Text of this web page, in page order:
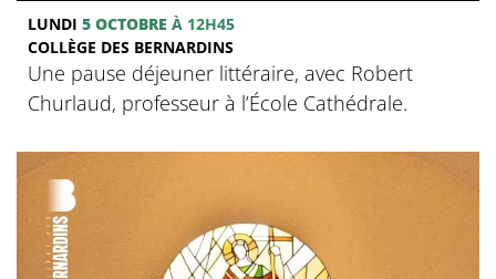
LUNDI 5 OCTOBRE À 12H45
COLLÈGE DES BERNARDINS
Une pause déjeuner littéraire, avec Robert
Churlaud, professeur à l’École Cathédrale.